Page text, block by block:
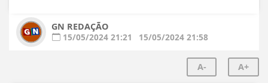
GN REDAÇÃO
15/05/2024 21:21
15/05/2024 21:58
A- A+